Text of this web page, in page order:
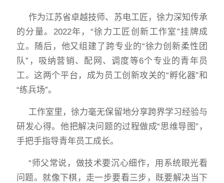
作为江苏省卓越技师、苏电工匠，徐力深知传承
的分量。2022年，“徐力工匠创新工作室”挂牌成
立。随后，他又组建了跨专业的“徐力创新柔性团
队”，吸纳营销、配网、调度等6个专业的青年员
工。这两个平台，成为员工创新攻关的“孵化器”和
“练兵场”。
工作室里，徐力毫无保留地分享跨界学习经验与
研发心得。他把解决问题的过程做成“思维导图”，
手把手指导青年员工成长。
“师父常说，做技术要沉心细作，用系统眼光看
问题。就像下棋，走一步要看三步，既要解决当下